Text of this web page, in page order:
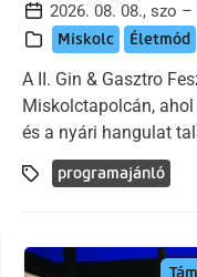
2026. 08. 08., szo –
Miskolc Életmód
A II. Gin & Gasztro
Miskolctapolcán,
és a nyári hangulat
programajánló